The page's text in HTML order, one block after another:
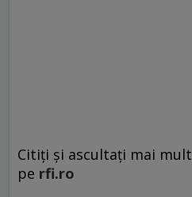
Citiţi şi ascultaţi mai
pe rfi.ro